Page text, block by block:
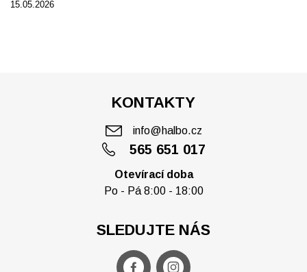
15.05.2026
KONTAKTY
565 651 017
info@halbo.cz
Otevírací doba
Po - Pá 8:00 - 18:00
SLEDUJTE NÁS